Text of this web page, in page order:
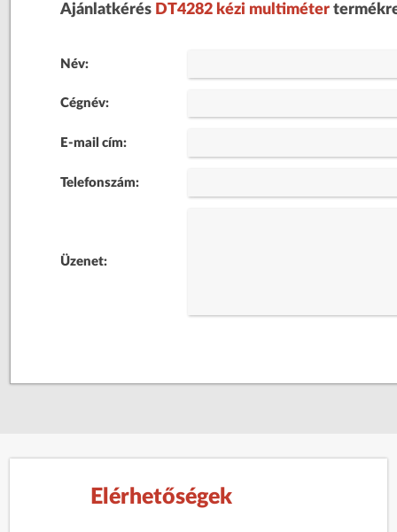
Ajánlatkérés DT4282 kézi multiméter
Név:
Cégnév:
E-mail cím:
Telefonszám:
Üzenet:
Elérhetőségek